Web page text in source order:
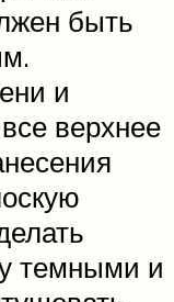
быть
и
верхнее
темными и